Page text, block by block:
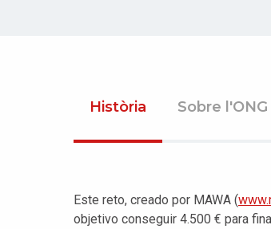
Història Sobre l'ONG
Este reto, creado por MAWA (
objetivo conseguir 4.500 € para